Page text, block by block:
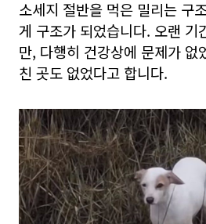
소세지 절반을 먹은 밀리는 구
게 구조가 되었습니다. 오랜 기
만, 다행히 건강상에 문제가 없
친 곳도 없었다고 합니다.